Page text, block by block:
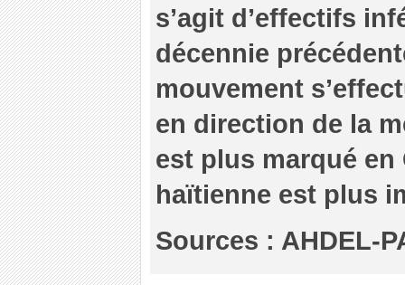
s’agit d’effectifs
décennie
mouvement
en direction de la
est plus marqué en
haïtienne est plus
Sources : AHDEL-